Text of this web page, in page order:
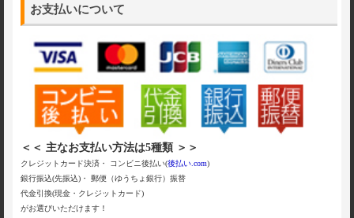
お支払いについて
＜＜ 主なお支払い方法は5種類 ＞＞
クレジットカード決済・ コンビニ後払い(後払い.com)
銀行振込(先振込)・ 郵便（ゆうちょ銀行）振替
代金引換(現金・クレジットカード)
がお選びいただけます！